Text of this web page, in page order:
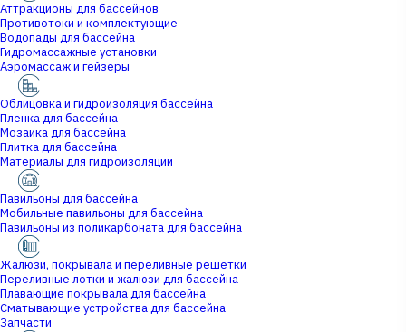
Аттракционы для бассейнов
Противотоки и комплектующие
Водопады для бассейна
Гидромассажные установки
Аэромассаж и гейзеры
Облицовка и гидроизоляция бассейна
Пленка для бассейна
Мозаика для бассейна
Плитка для бассейна
Материалы для гидроизоляции
Павильоны для бассейна
Мобильные павильоны для бассейна
Павильоны из поликарбоната для бассейна
Жалюзи, покрывала и переливные решетки
Переливные лотки и жалюзи для бассейна
Плавающие покрывала для бассейна
Сматывающие устройства для бассейна
Запчасти